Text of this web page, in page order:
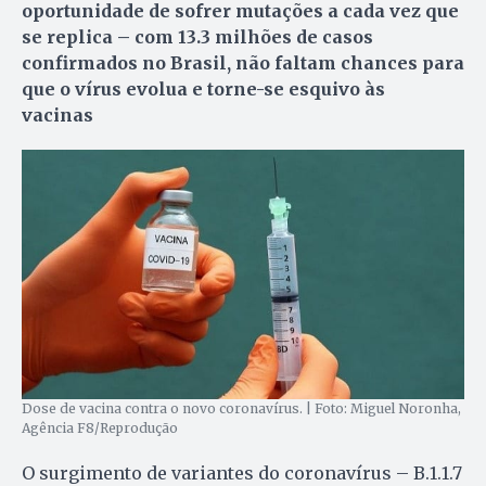
oportunidade de sofrer mutações a cada vez que
se replica – com 13.3 milhões de casos
confirmados no Brasil, não faltam chances para
que o vírus evolua e torne-se esquivo às
vacinas
Dose de vacina contra o novo coronavírus. | Foto: Miguel Noronha,
Agência F8/Reprodução
O surgimento de variantes do coronavírus – B.1.1.7